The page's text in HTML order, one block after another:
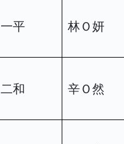
一平 林Ｏ妍
二和 辛Ｏ然